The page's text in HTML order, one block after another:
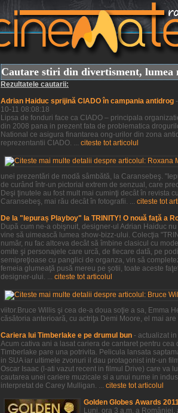
Cautare stiri din divertisment, lumea
Rezultatele cautarii:
Adrian Haiduc sprijină CIADO în campania antidrog
10-11 08:08:18
Lipsa de fonduri face ca CIADO – principala
din 2008 pana in prezent fata de problematica
National ce asigura finantarea ong-urilor din zona
reprezentantii CIADO. ... citeste tot articolul
unei prezentări de modă sâmbătă, la Caransebeş.
de curând într-un pictorial extrem de senzual, care
Deşi ţinutele au fost mult mai cuminţi decât în revista
Caransebeş, mai rău decât în fotografii. ... citeste tot
De la "Iepuraș Playboy" la TRINITY! O nouă faţă a
După cum ne-a obişnuit, designer-ul Adrian Haiduc
vine să uimească lumea show-bizz-ului. Colecţia
număr, nu fac altceva decât să îmbine clasicul cu
omite şi personajele care urcă, de fiecare dată, pe
semipreţioase cu panglici de organza, vin să
femeia glumeaţă pusă mereu pe şotii, toate aceste
designer-ului. ... citeste tot articolul
viitor.Bruce Willis şi cea de-a doua soţie a sa, Emma
căsătoria anterioară, cu actriţa Demi Moore, el mai
Cariera lui Timberlake e pe drumul bun - actualizat
Acum cativa ani a lasat cariera de cantaret pentru cea
Timberlake pare una potrivita. Pelicula lansata
in SUA iar ultimele zvonuri il dau protagonist intr-un
Oscar Isaac (l-ati vazut recent in filmul Drive) care va
cautarea unei cariere muzicale si a unui nume in
interpretat de Carey Mulligan. ... citeste tot articolul
Golden Globes Awards
Luni, ora 3 a.m. a